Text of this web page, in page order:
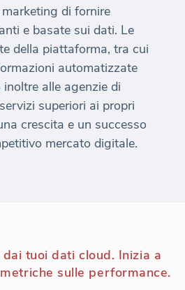
di fornire
e basate sui dati. Le
della piattaforma, tra cui
automatizzate
alle agenzie di
superiori ai propri
crescita e un successo
mercato digitale.
tuoi dati cloud. Inizia a
sulle performance.